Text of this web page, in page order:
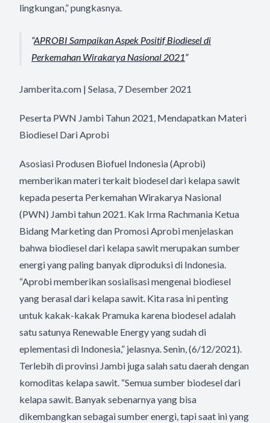
lingkungan,” pungkasnya.
APROBI Sampaikan Aspek Positif Biodiesel di
Perkemahan Wirakarya Nasional 2021
Jamberita.com | Selasa, 7 Desember 2021
Peserta PWN Jambi Tahun 2021, Mendapatkan Materi
Biodiesel Dari Aprobi
Asosiasi Produsen Biofuel Indonesia (Aprobi)
memberikan materi terkait biodesel dari kelapa sawit
kepada peserta Perkemahan Wirakarya Nasional
(PWN) Jambi tahun 2021. Kak Irma Rachmania Ketua
Bidang Marketing dan Promosi Aprobi menjelaskan
bahwa biodiesel dari kelapa sawit merupakan sumber
energi yang paling banyak diproduksi di Indonesia.
“Aprobi memberikan sosialisasi mengenai biodiesel
yang berasal dari kelapa sawit. Kita rasa ini penting
untuk kakak-kakak Pramuka karena biodesel adalah
satu satunya Renewable Energy yang sudah di
eplementasi di Indonesia,” jelasnya. Senin, (6/12/2021).
Terlebih di provinsi Jambi juga salah satu daerah dengan
komoditas kelapa sawit. “Semua sumber biodesel dari
kelapa sawit. Banyak sebenarnya yang bisa
dikembangkan sebagai sumber energi, tapi saat ini yang